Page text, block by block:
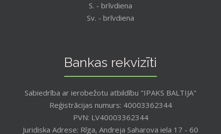
S. - brīvdiena
Sv. - brīvdiena
Bankas rekvizīti
Sabiedrība ar ierobežotu atbildību "IPAKS BALTIJA"
Reģistrācijas numurs: 40003362344
PVN: LV40003362344
Juridiska Adrese: Rīga, Andreja Saharova iela 17 - 60